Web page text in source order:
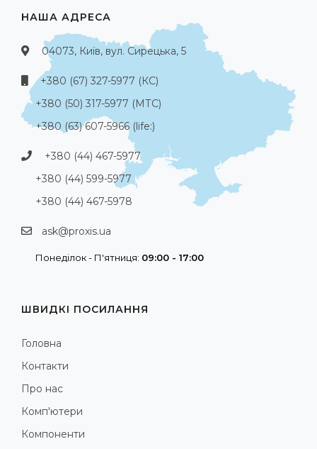
НАША АДРЕСА
04073, Київ, вул. Сирецька, 5
+380 (67) 327-5977 (КС)
+380 (50) 317-5977 (МТС)
+380 (63) 607-5966 (life:)
+380 (44) 467-5977
+380 (44) 599-5977
+380 (44) 467-5978
ask@proxis.ua
Понеділок - П'ятниця: 09:00 - 17:00
ШВИДКІ ПОСИЛАННЯ
Головна
Контакти
Про нас
Комп'ютери
Компоненти